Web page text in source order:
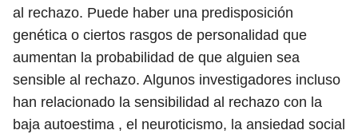
al rechazo. Puede haber una predisposición
genética o ciertos rasgos de personalidad que
aumentan la probabilidad de que alguien sea
sensible al rechazo. Algunos investigadores incluso
han relacionado la sensibilidad al rechazo con la
baja autoestima , el neuroticismo, la ansiedad social